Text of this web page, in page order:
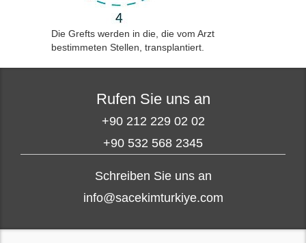
Die Grefts werden in die, die vom Arzt
bestimmeten Stellen, transplantiert.
Rufen Sie uns an
+90 212 229 02 02
+90 532 568 2345
Schreiben Sie uns an
info@sacekimturkiye.com